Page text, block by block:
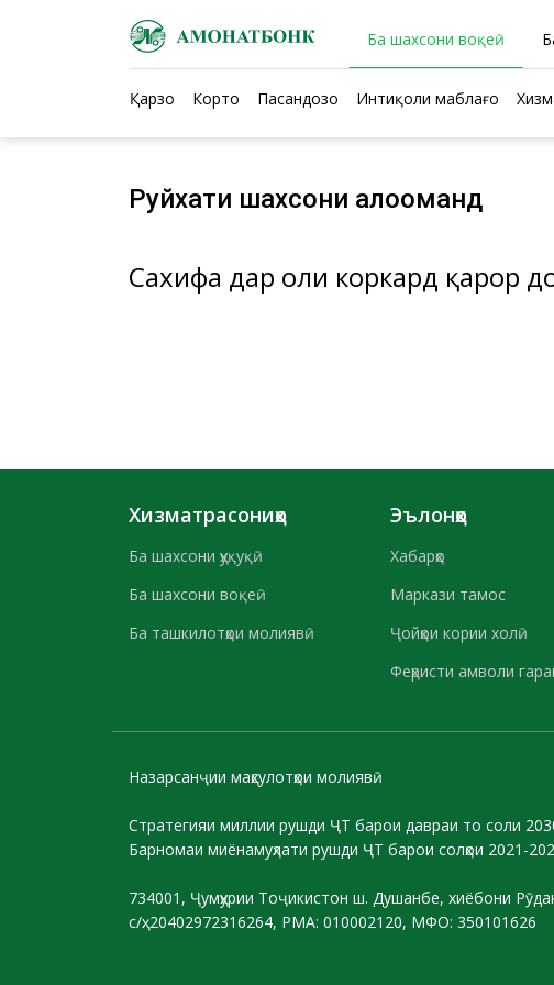
Ба шахсони воқеӣ
Қарзҳо Кортҳо Пасандозҳо Интиқоли маблағҳо
Руйхати шахсони алоқоманд
Сахифа дар ҳоли коркард қарор
Хизматрасониҳо
Ба шахсони ҳуқуқӣ
Ба шахсони воқеӣ
Ба ташкилотҳои молиявӣ
Эълонҳо
Хабарҳо
Маркази тамос
Ҷойҳои кории холӣ
Феҳристи амволи
Назарсанҷии маҳсулотҳои молиявӣ
Стратегияи миллии рушди ҶТ барои давраи то соли
Барномаи миёнамуҳлати рушди ҶТ барои солҳои 2021-
734001, Ҷумҳурии Тоҷикистон ш. Душанбе, хиёбони
с/ҳ: 20402972316264, РМА: 010002120, МФО: 350101626